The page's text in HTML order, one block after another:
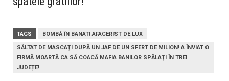
TAGS
BOMBĂ ÎN BANAT! AFACERIST DE LUX
SĂLTAT DE MASCAȚI DUPĂ UN JAF DE UN SFERT DE MILION! A ÎNVIAT O
FIRMĂ MOARTĂ CA SĂ COACĂ MAFIA BANILOR SPĂLAȚI ÎN TREI
JUDEȚE!